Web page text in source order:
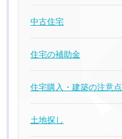
中古住宅
住宅の補助金
住宅購入・建築の注意点
土地探し